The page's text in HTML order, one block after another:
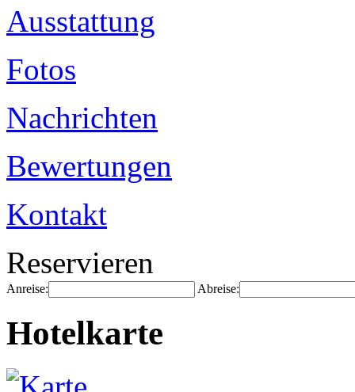
Ausstattung
Fotos
Nachrichten
Bewertungen
Kontakt
Reservieren
Anreise: Abreise:
Hotelkarte